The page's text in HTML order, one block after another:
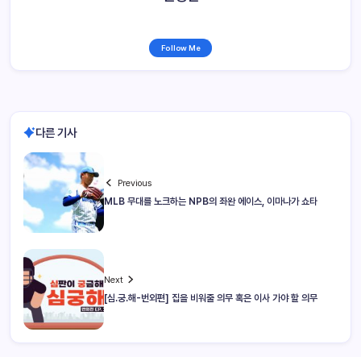
Follow Me
다른 기사
Previous
MLB 무대를 노크하는 NPB의 좌완 에이스, 이마나가 쇼타
Next
[심.궁.해-번외편] 집을 비워줄 의무 혹은 이사 가야 할 의무